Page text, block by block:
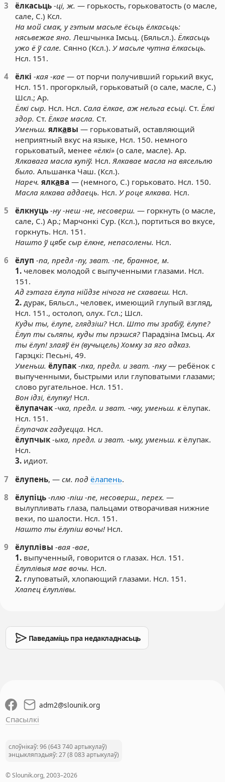
3
ёлкасьць -ці, ж. — горькость, горьковатость (о масле,
сале, С.) Ксл.
На мой смак, у гэтым масьле ёсьць ёлкасьць:
нясьвежае яно. Лешчынка Імсьц. (Бяльсл.).Ёлкасьць
ужо ё ў сале. Сянно (Ксл.).У масьле чутна ёлкасьць.
Нсл. 151.
4
ёлкі -кая -кае — от порчи получивший горький вкус,
Нсл. 151. прогорклый, горьковатый (о сале, масле, С.)
Шсл.; Ар.
Ёлкі сыр. Нсл. Нсл. Сала ёлкае, аж нельга есьці. Ст.Ёлкі
здор. Ст.Ёлкае масла. Ст.
Уменьш. ялкавы — горьковатый, оставляющий
неприятный вкус на языке, Нсл. 150. немного
горьковатый, менее«ёлкі» (о сале, масле). Ар.
Ялкавага масла купіў. Нсл.Ялкавае масла на вясельлю
было. Альшанка Чаш. (Ксл.).
Нареч. ялкава — (немного, С.) горьковато. Нсл. 150.
Масла ялкава аддаець. Нсл.У роце ялкава. Нсл.
5
ёлкнуць -ну -неш -не, несоверш. — горкнуть (о масле,
сале, С.) Ар.; Марчонкі Сур. (Ксл.), портиться во вкусе,
горкнуть. Нсл. 151.
Нашто ў цябе сыр ёлкне, непасолены. Нсл.
6
ёлуп -па, предл -пу, зват. -пе, бранное, м.
1. человек молодой с выпученными глазами. Нсл.
151.
Ад гэтага ёлупа нійдзе нічога не схаваеш. Нсл.
2. дурак, Бяльсл., человек, имеющий глупый взгляд,
Нсл. 151., остолоп, олух. Гсл.; Шсл.
Куды ты, ёлупе, глядзіш? Нсл.Што ты зрабіў, ёлупе?
Ёлуп ты сьляпы, куды ты прэшся? Парадзіна Імсьц.Ах
ты ёлуп! злаяў ён (вучыцель) Хомку за яго адказ.
Гарэцкі: Песьні, 49.
Уменьш. ёлупак -пка, предл. и зват. -пку— ребёнок с
выпученными, быстрыми или глуповатыми глазами;
слово ругательное. Нсл. 151.
Вон ідзі, ёлупку! Нсл.
ёлупачак -чка, предл. и зват. -чку, уменьш. кёлупак.
Нсл. 151.
Ёлупачак гадуецца. Нсл.
ёлупчык -ыка, предл. и зват. -ыку, уменьш. кёлупак.
Нсл.
3. идиот.
7
ёлупень, —см. под ёлапень.
8
ёлупіць -плю -піш -пе, несоверш., перех. —
вылупливать глаза, пальцами отворачивая нижние
веки, по шалости. Нсл. 151.
Нашто ты ёлупіш вочы! Нсл.
9
ёлуплівы -вая -вае,
1. выпученный, говорится о глазах. Нсл. 151.
Ёлуплівыя мае вочы. Нсл.
2. глуповатый, хлопающий глазами. Нсл. 151.
Хлапец ёлуплівы.
Паведаміць пра недакладнасьць
adm2@slounik.org
Спасылкі
слоўнікаў: 96 (643 740 артыкулаў)
энцыкляпэдыяў: 27 (8 083 артыкулаў)
© Slounik.org, 2003–2026